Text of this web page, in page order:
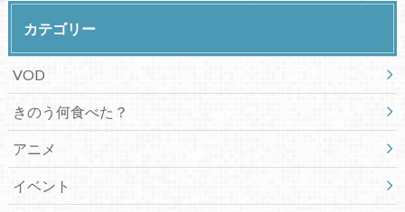
カテゴリー
VOD
きのう何食べた？
アニメ
イベント